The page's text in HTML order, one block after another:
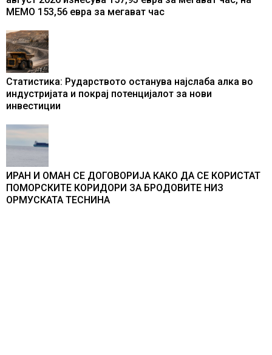
МЕМО 153,56 евра за мегават час
Статистика: Рударството останува најслаба алка во
индустријата и покрај потенцијалот за нови
инвестиции
ИРАН И ОМАН СЕ ДОГОВОРИЈА КАКО ДА СЕ КОРИСТАТ
ПОМОРСКИТЕ КОРИДОРИ ЗА БРОДОВИТЕ НИЗ
ОРМУСКАТА ТЕСНИНА